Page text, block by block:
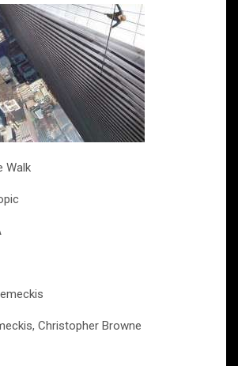
Walk
Christopher Browne